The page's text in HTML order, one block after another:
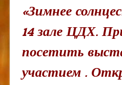
«Зимнее
14 зале ЦДХ.
посетить
участием .